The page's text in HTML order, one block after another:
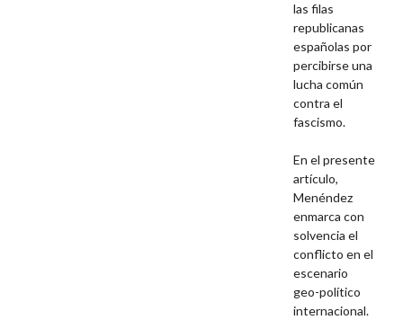
las filas
republicanas
españolas por
percibirse una
lucha común
contra el
fascismo.
En el presente
artículo,
Menéndez
enmarca con
solvencia el
conflicto en el
escenario
geo-político
internacional.